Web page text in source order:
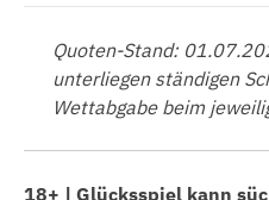
Quoten-Stand:
unterliegen ständigen
Wettabgabe beim
18+ | Glücksspiel kann